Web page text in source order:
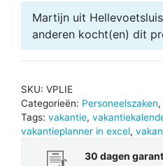
Martijn uit
anderen kocht(en) dit
SKU: VPLIE
Categorieën: Personeelszaken,
Tags: vakantie,
vakantieplanner in excel,
30 dagen